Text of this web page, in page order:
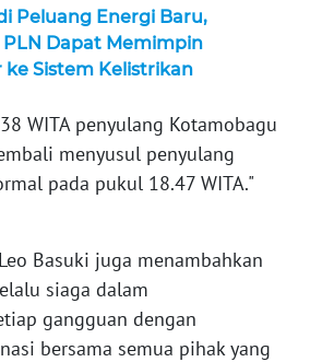
Peluang Energi Baru,
PLN Dapat Memimpin
Sistem Kelistrikan
WITA penyulang Kotamobagu
menyusul penyulang
pada pukul 18.47 WITA."
Basuki juga menambahkan
siaga dalam
gangguan dengan
bersama semua pihak yang